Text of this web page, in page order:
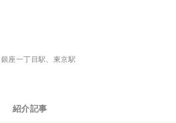
座一丁目駅、東京駅
紹介記事